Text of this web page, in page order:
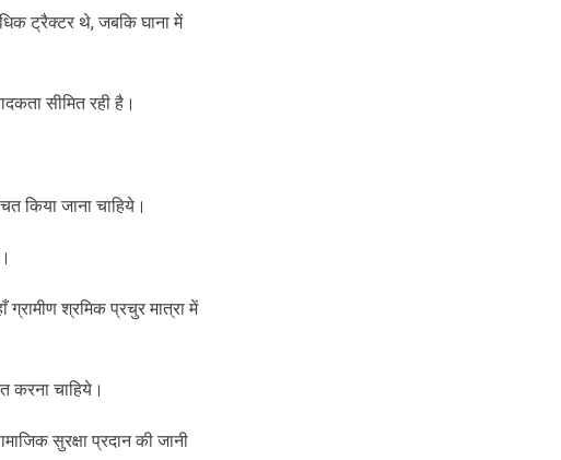
ट्रैक्टर थे, जबकि घाना में
सीमित रही है।
किया जाना चाहिये।
श्रमिक प्रचुर मात्रा में
करना चाहिये।
सुरक्षा प्रदान की जानी